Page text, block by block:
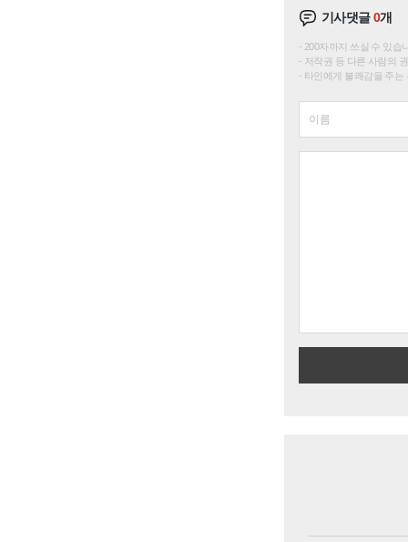
기사댓글0개
200자까지 쓰실 수 있습
저작권 등 다른 사람의
타인에게 불쾌감을 주는